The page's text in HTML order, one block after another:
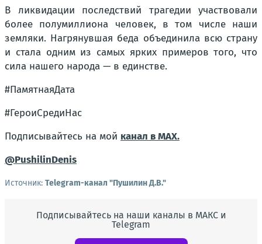
В ликвидации последствий трагедии участвовали
более полумиллиона человек, в том числе наши
земляки. Нагрянувшая беда объединила всю страну
и стала одним из самых ярких примеров того, что
сила нашего народа — в единстве.
#ПамятнаяДата
#ГероиСредиНас
Подписывайтесь на мой канал в MAX.
@PushilinDenis
Источник: Telegram-канал "Пушилин Д.В."
Подписывайтесь на наши каналы в МАКС и
Telegram